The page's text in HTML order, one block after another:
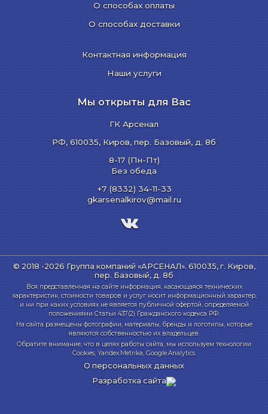
О способах оплаты
О способах доставки
Контактная информация
Наши услуги
Мы открыты для Вас
ГК Арсенал
РФ, 610035, Киров, пер. Базовый, д. 8б
8-17 (Пн-Пт)
Без обеда
+7 (8332) 34-11-33
gkarsenalkirov@mail.ru
© 2018 -2026 Группа компаний «АРСЕНАЛ». 610035, г. Киров,
пер. Базовый, д. 8б
Вся представленная на сайте информация, касающаяся технических
характеристик, стоимости товаров и услуг носит информационный характер,
и ни при каких условиях не является публичной офертой, определяемой
положениями Статьи 437(2) Гражданского кодекса РФ.
На сайта размещены фотографии, материалы, бренды и логотипы, которые
являются собственностью их владельцев.
Обратите внимание, что в целях работы сайта, мы используем технологии
Cookies, Yandex.Metrika, Google.Analytics.
О персональных данных
Разработка сайта